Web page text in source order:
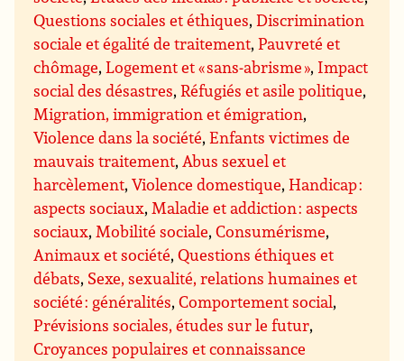
Questions sociales et éthiques,Discrimination
sociale et égalité de traitement,Pauvreté et
chômage,Logement et « sans-abrisme », Impact
social des désastres,Réfugiés et asile politique,
Migration, immigration et émigration,
Violence dans la société,Enfants victimes de
mauvais traitement,Abus sexuel et
harcèlement,Violence domestique,Handicap :
aspects sociaux,Maladie et addiction : aspects
sociaux,Mobilité sociale,Consumérisme,
Animaux et société,Questions éthiques et
débats, Sexe, sexualité, relations humaines et
société : généralités,Comportement social,
Prévisions sociales, études sur le futur,
Croyances populaires et connaissance